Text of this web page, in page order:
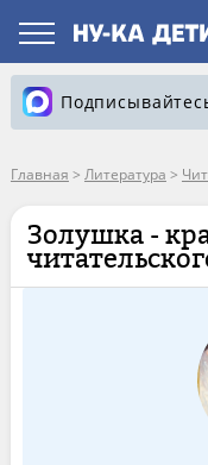
Главная > Литература >
Золушка -